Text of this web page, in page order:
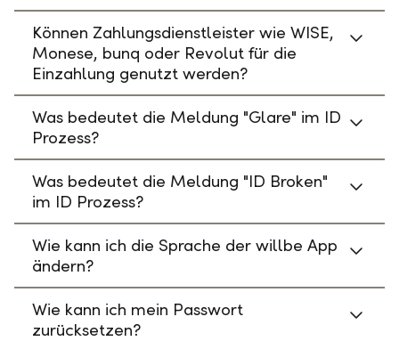
Können Zahlungsdienstleister wie WISE,
Monese, bunq oder Revolut für die
Einzahlung genutzt werden?
Was bedeutet die Meldung "Glare" im ID
Prozess?
Was bedeutet die Meldung "ID Broken"
im ID Prozess?
Wie kann ich die Sprache der willbe App
ändern?
Wie kann ich mein Passwort
zurücksetzen?